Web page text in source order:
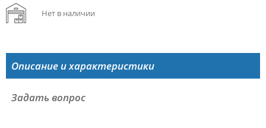
Нет в наличии
Описание и характеристики
Задать вопрос